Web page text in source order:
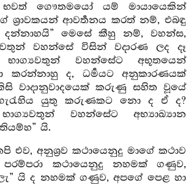
භවත් ගෞතමයෝ යම් මායායෙකින්
ශ්‍රාවකයන් ආවර්‍තනය කරත් නම්, එබඳු
දන්නාහයි” මෙසේ කීහු නම්, වහන්ස,
වහන්සේ විසින් වදාරණ ලද දෑ
වහන්සේට අභූතයෙන්
කරන්නාහු ද, ධර්‍මයට අනුකාරණයක්
වාදානුවාදයෙක් කරුණු සහිත වූයේ
යුතු කරුණකට නො ද ඒ ද?
වහන්සේට අභ්‍යාඛ්‍යාන
යි.
එව, අනුශ්‍රව කථායෙනුදු මාගේ කථාව
කථායෙනුදු නහමක් ගණුව,
යි ද නහමක් ගණුව, අපගේ පෙළ හා